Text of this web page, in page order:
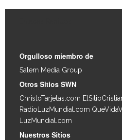
Orgulloso miembro de
Salem Media Group
Otros Sitios SWN
ChristoTarjetas.com
RadioLuzMundial.com
LuzMundial.com
Nuestros Sitios